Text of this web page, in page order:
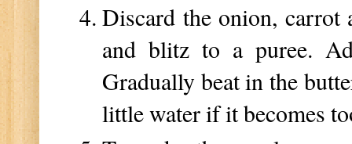
Discard the onion, carrot
and blitz to a puree.
Gradually beat in the
little water if it becomes